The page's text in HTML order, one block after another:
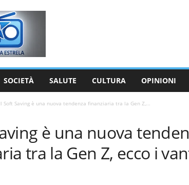
SOCIETÀ SALUTE CULTURA OPINIONI
Il Soft Saving è una nuova tendenza finanziaria tra la Gen Z,...
è una nuova
tra la Gen Z, ecco i